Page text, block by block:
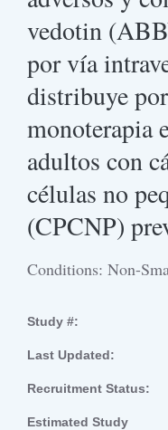
vedotin
por vía
distribuye
monoterapia
adultos con
células no
(CPCNP)
Conditions: Non-
Study #:
Last Updated:
Recruitment Status:
Estimated Study